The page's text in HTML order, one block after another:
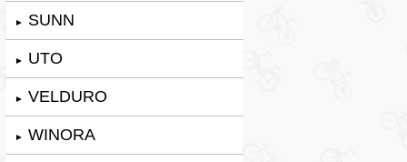
► SUNN
► UTO
► VELDURO
► WINORA